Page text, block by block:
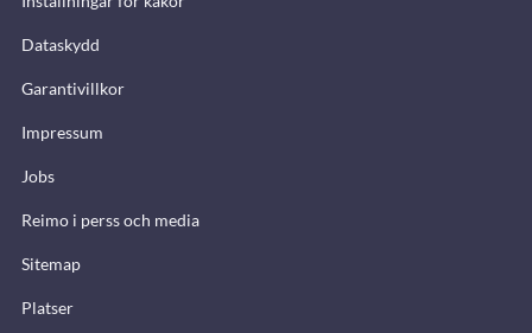
Dataskydd
Garantivillkor
Impressum
Jobs
Reimo i perss och media
Sitemap
Platser